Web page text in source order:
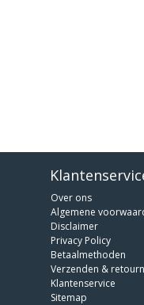
Over ons
Algemene
Disclaimer
Privacy Policy
Betaalmethoden
Verzenden &
Klantenservice
Sitemap